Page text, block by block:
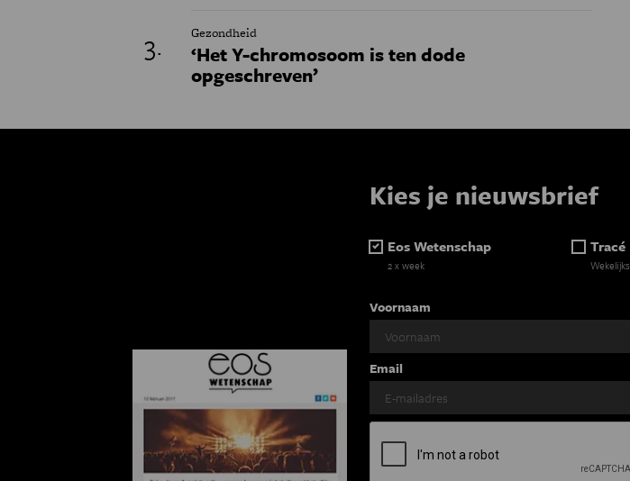
Gezondheid
‘Het Y-chromosoom is ten dode
opgeschreven’
Kies je nieuwsbrief
Eos Wetenschap
2 x week
Tracé
Wekelijks
Voornaam
Email